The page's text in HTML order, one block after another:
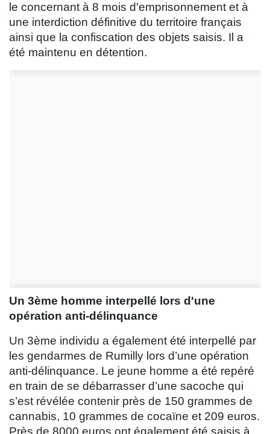
le concernant à 8 mois d'emprisonnement et à
une interdiction définitive du territoire français
ainsi que la confiscation des objets saisis. Il a
été maintenu en détention.
Un 3ème homme interpellé lors d'une
opération anti-délinquance
Un 3ème individu a également été interpellé par
les gendarmes de Rumilly lors d’une opération
anti-délinquance. Le jeune homme a été repéré
en train de se débarrasser d’une sacoche qui
s’est révélée contenir près de 150 grammes de
cannabis, 10 grammes de cocaïne et 209 euros.
Près de 8000 euros ont également été saisis à